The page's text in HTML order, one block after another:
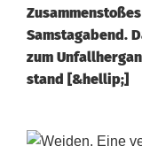
Samstagabend.
zum
stand [&hellip;]